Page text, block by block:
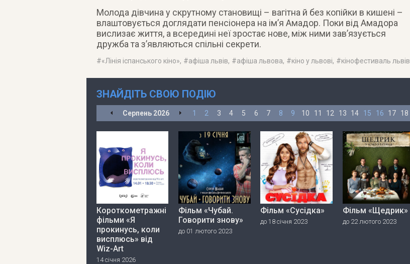
Молода дівчина у скрутному становищі – вагітна й без копійки в кишені –
влаштовується доглядати пенсіонера на ім’я Амадор. Поки від Амадора
вислизає життя, а всередині неї зростає нове, між ними зав’язується
дружба та з’являються спільні секрети.
#«Лінія іспанського кіно», #афіша львів, #афіша львова, #кіно у львові, #кінофестиваль львів
ЗНАЙДІТЬ СВОЮ ПОДІЮ
Серпень 2026 1 2 3 4 5 6 7 8 9 10 11 12 13 14 15 16 17 18
Короткометражні
фільми «Я
прокинусь, коли
висплюсь» від
Wiz-Art
14 січня 2026
Фільм «Чубай.
Говорити знову»
до 01 лютого 2023
Фільм «Сусідка»
до 18 січня 2023
Фільм «Щедрик»
до 22 лютого 2023